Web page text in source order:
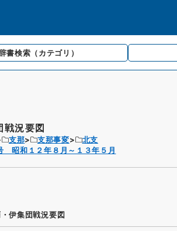
書検索 （カテゴリ）
況要図
支那 支那事変
北支
昭和１２年８月～１３年５月
伊集団戦況要図